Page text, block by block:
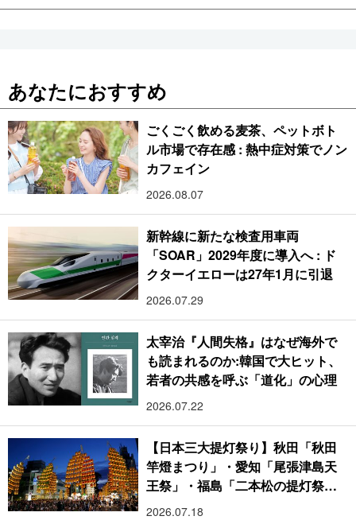
あなたにおすすめ
ごくごく飲める麦茶、ペットボト
ル市場で存在感 : 熱中症対策でノン
カフェイン
2026.08.07
新幹線に新たな検査用車両
「SOAR」2029年度に導入へ : ド
クターイエローは27年1月に引退
2026.07.29
太宰治『人間失格』はなぜ海外で
も読まれるのか:韓国で大ヒット、
若者の共感を呼ぶ「道化」の心理
2026.07.22
【日本三大提灯祭り】秋田「秋田
竿燈まつり」・愛知「尾張津島天
王祭」・福島「二本松の提灯祭
り」:おびただしい灯火が夜空を照
2026.07.18